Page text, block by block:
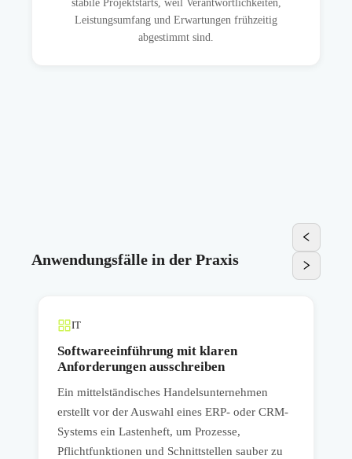
stabile Projektstarts, weil Verantwortlichkeiten,
Leistungsumfang und Erwartungen frühzeitig
abgestimmt sind.
Anwendungsfälle in der Praxis
IT
Softwareeinführung mit klaren
Anforderungen ausschreiben
Ein mittelständisches Handelsunternehmen
erstellt vor der Auswahl eines ERP- oder CRM-
Systems ein Lastenheft, um Prozesse,
Pflichtfunktionen und Schnittstellen sauber zu